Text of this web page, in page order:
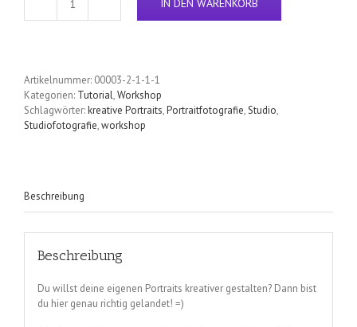
WORKSHOP
-
08.08.2026
WIESBADEN
Menge
IN DEN WARENKORB
Artikelnummer: 00003-2-1-1-1
Kategorien: Tutorial,Workshop
Schlagwörter:kreative Portraits,Portraitfotografie,Studio,
Studiofotografie,workshop
Beschreibung
Beschreibung
Du willst deine eigenen Portraits kreativer gestalten? Dann bist
du hier genau richtig gelandet! =)